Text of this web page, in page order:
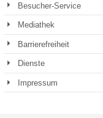
Besucher-Service
Mediathek
Barrierefreiheit
Dienste
Impressum